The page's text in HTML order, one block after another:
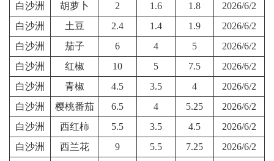
白沙洲
胡萝卜 2 1.6 1.8
2026/6/2
白沙洲
土豆 2.4 1.4 1.9
2026/6/2
白沙洲
茄子 6 4 5
2026/6/2
白沙洲
红椒 10 5 7.5
2026/6/2
白沙洲
青椒 4.5 3.5 4
2026/6/2
白沙洲
樱桃番茄 6.5 4 5.25
2026/6/2
白沙洲
西红柿 5.5 3.5 4.5
2026/6/2
白沙洲
西兰花 9 5.5 7.25
2026/6/2